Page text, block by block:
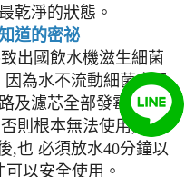
乾淨的狀態。
道的密祕
出國飲水機滋生細菌
為水不流動細菌容易
及濾芯全部發霉生菌,
則根本無法使用,必須
,也 必須放水40分鐘以
可以安全使用。